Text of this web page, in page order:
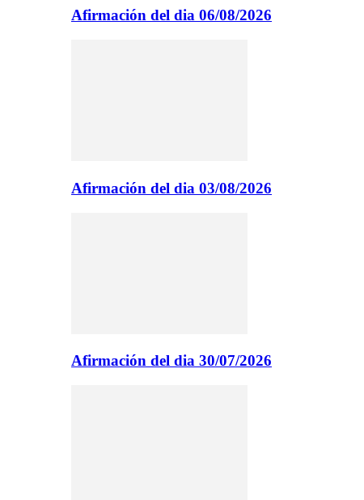
Afirmación del dia 06/08/2026
Afirmación del dia 03/08/2026
Afirmación del dia 30/07/2026